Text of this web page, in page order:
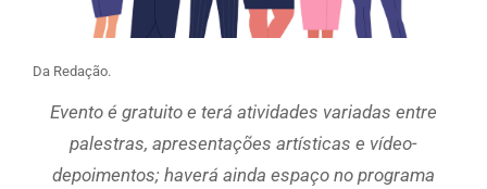
Da Redação.
Evento é gratuito e terá atividades variadas entre
palestras, apresentações artísticas e vídeo-
depoimentos; haverá ainda espaço no programa